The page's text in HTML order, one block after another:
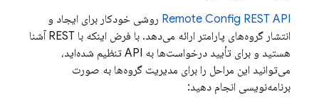
Remote Config REST API روشی خودکار برای ایجاد و
انتشار گروه‌های پارامتر ارائه می‌دهد. با فرض اینکه با REST آشنا
هستید و برای تأیید درخواست‌ها به API تنظیم شده‌اید،
می‌توانید این مراحل را برای مدیریت گروه‌ها به صورت
برنامه‌نویسی انجام دهید: